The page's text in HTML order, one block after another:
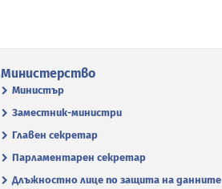
Министерство
Министър
Заместник-министри
Главен секретар
Парламентарен секретар
Длъжностно лице по защита на данните